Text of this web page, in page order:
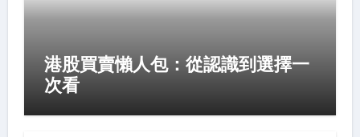
港股買賣懶人包：從認識到選擇一
次看